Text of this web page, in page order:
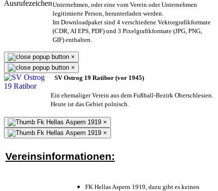
Unternehmen, oder eine vom Verein oder Unternehmen
legitimierte Person, herunterladen werden.
Im Downloadpaket sind 4 verschiedene Vektorgrafikformate
(CDR, AI EPS, PDF) und 3 Pixelgrafikformate (JPG, PNG,
GIF) enthalten.
×
×
SV Ostrog 19 Ratibor (vor 1945)
Ein ehemaliger Verein aus dem Fußball-Bezirk Oberschlesien.
Heute ist das Gebiet polnisch.
×
×
Vereinsinformationen:
FK Hellas Aspern 1919, dazu gibt es keinen